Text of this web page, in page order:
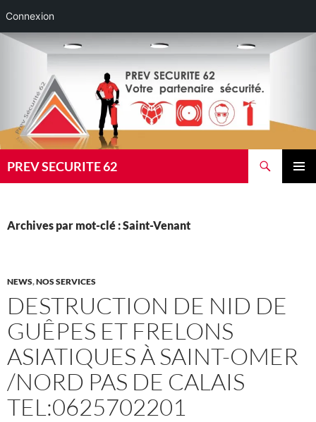
Connexion
Aller
PREV SECURITE 62
Archives par mot-clé : Saint-Venant
NEWS,NOS SERVICES
DESTRUCTION DE NID DE
GUÊPES ET FRELONS
ASIATIQUES À SAINT-OMER
/NORD PAS DE CALAIS
TEL:0625702201